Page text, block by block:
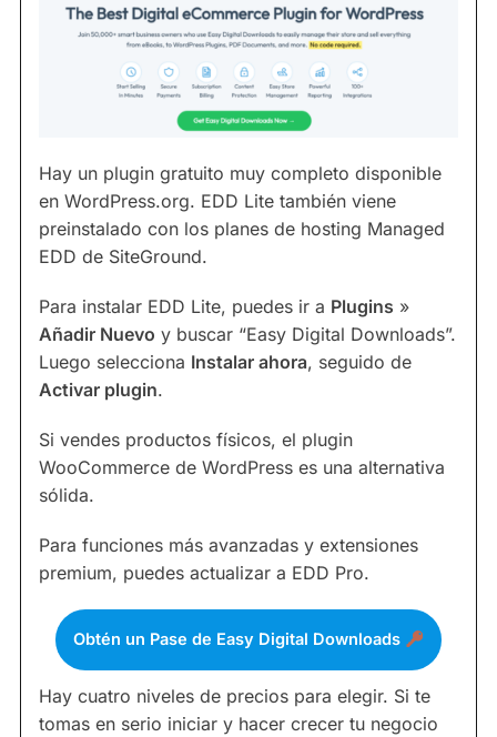
Hay un plugin gratuito muy completo disponible
en WordPress.org. EDD Lite también viene
preinstalado con los planes de hosting Managed
EDD de SiteGround.
Para instalar EDD Lite, puedes ir a Plugins »
Añadir Nuevo y buscar “Easy Digital Downloads”.
Luego selecciona Instalar ahora, seguido de
Activar plugin.
Si vendes productos físicos, el plugin
WooCommerce de WordPress es una alternativa
sólida.
Para funciones más avanzadas y extensiones
premium, puedes actualizar a EDD Pro.
Obtén un Pase de Easy Digital Downloads
Hay cuatro niveles de precios para elegir. Si te
tomas en serio iniciar y hacer crecer tu negocio